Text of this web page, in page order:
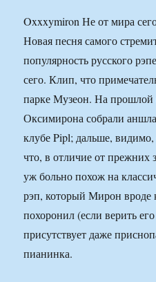
Oxxxymiron Не от мира
Новая песня самого
популярность русского
сего. Клип, что
парке Музеон. На прошлой
Оксимирона собрали
клубе Pipl; дальше,
что, в отличие от прежних
уж больно похож на
рэп, который Мирон вроде
похоронил (если верить
присутствует даже
пианинка.